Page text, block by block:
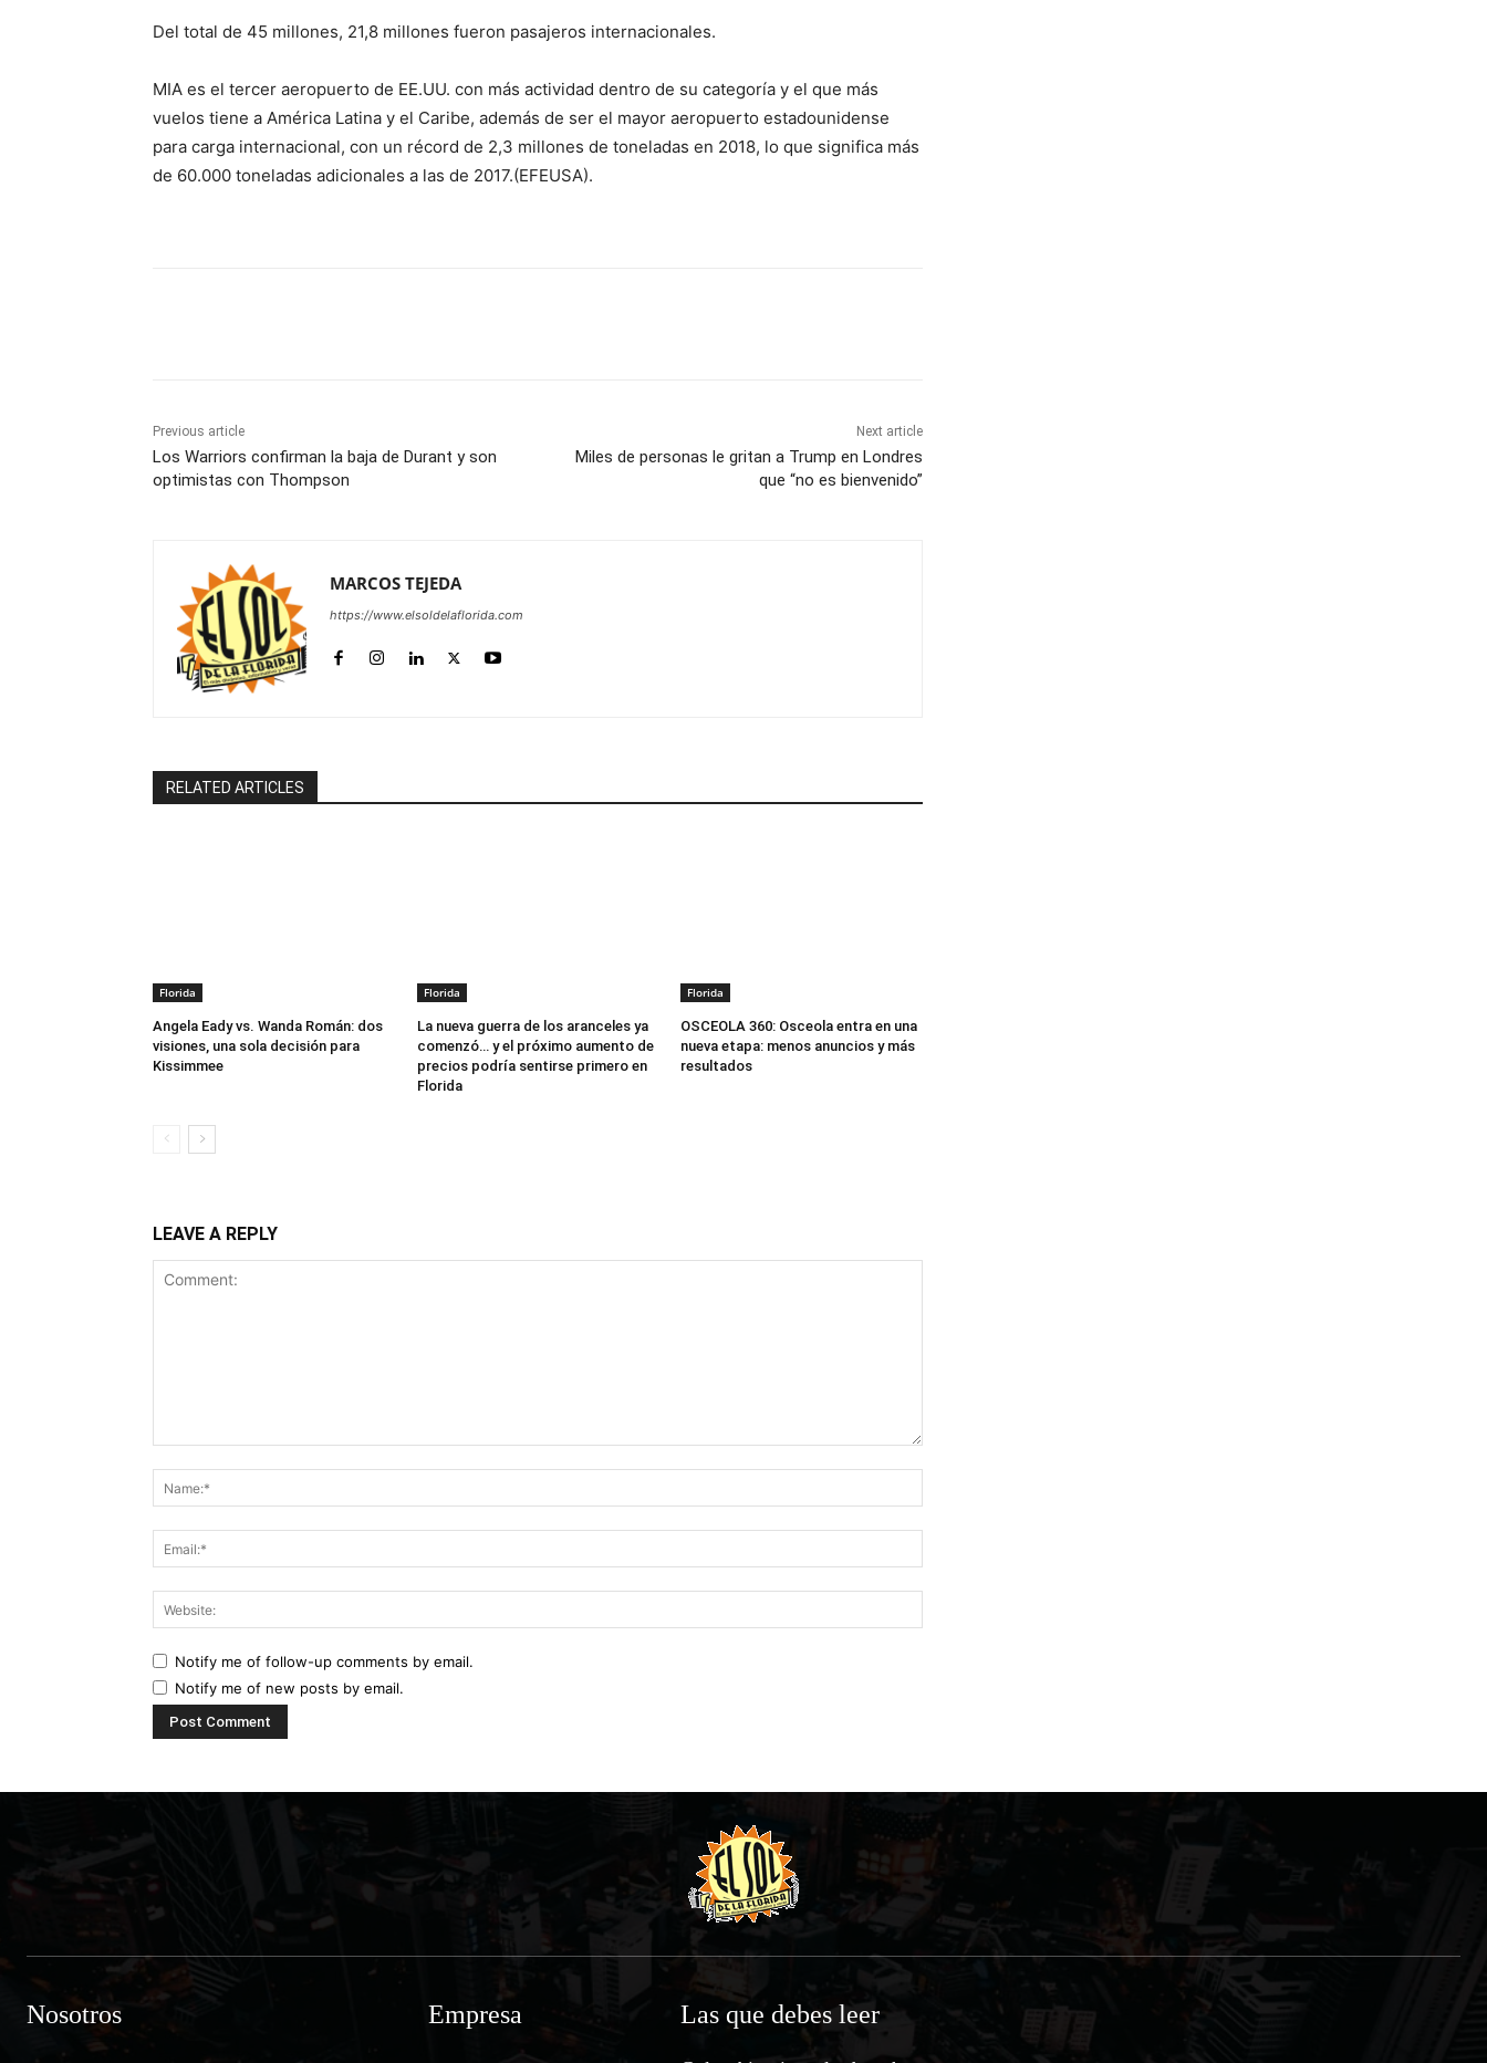
Del total de 45 millones, 21,8 millones fueron pasajeros internacionales.
MIA es el tercer aeropuerto de EE.UU. con más actividad dentro de su categoría y el que más
vuelos tiene a América Latina y el Caribe, además de ser el mayor aeropuerto estadounidense
para carga internacional, con un récord de 2,3 millones de toneladas en 2018, lo que significa más
de 60.000 toneladas adicionales a las de 2017.(EFEUSA).
Previous article
Los Warriors confirman la baja de Durant y son
optimistas con Thompson
Next article
Miles de personas le gritan a Trump en Londres
que “no es bienvenido”
MARCOS TEJEDA
https://www.elsoldelaflorida.com
RELATED ARTICLES
Florida
Angela Eady vs. Wanda Román: dos
visiones, una sola decisión para
Kissimmee
Florida
La nueva guerra de los aranceles ya
comenzó… y el próximo aumento de
precios podría sentirse primero en
Florida
Florida
OSCEOLA 360: Osceola entra en una
nueva etapa: menos anuncios y más
resultados
LEAVE A REPLY
Notify me of follow-up comments by email.
Notify me of new posts by email.
Nosotros Empresa Las que debes leer